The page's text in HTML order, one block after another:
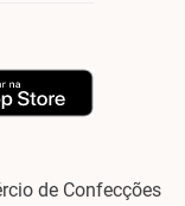
de Confecções